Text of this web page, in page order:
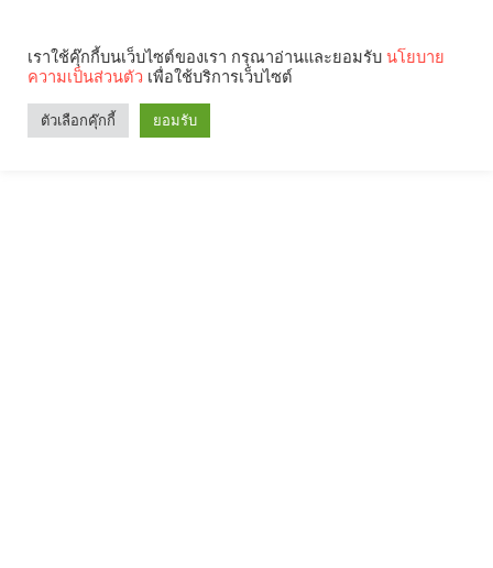
เราใช้คุ๊กกี้บนเว็บไซต์ของเรา กรุณาอ่านและยอมรับ นโยบาย
ความเป็นส่วนตัว เพื่อใช้บริการเว็บไซต์
ตัวเลือกคุ๊กกี้ ยอมรับ